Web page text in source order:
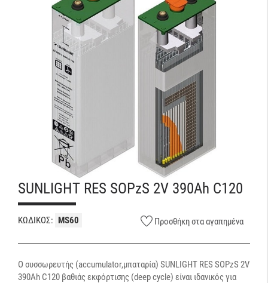
SUNLIGHT RES SOPzS 2V 390Ah C120
ΚΩΔΙΚΟΣ: MS60 Προσθήκη στα αγαπημένα
Ο συσσωρευτής (accumulator,μπαταρία) SUNLIGHT RES SOPzS 2V
390Ah C120 βαθιάς εκφόρτισης (deep cycle) είναι ιδανικός για